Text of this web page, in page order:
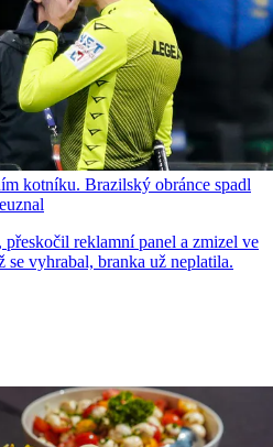
kotníku. Brazilský obránce spadl
reklamní panel a zmizel ve
vyhrabal, branka už neplatila.